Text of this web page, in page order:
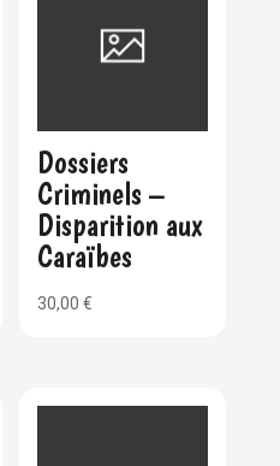
Dossiers
Criminels –
Disparition aux
Caraïbes
30,00€